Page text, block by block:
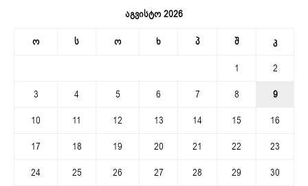
აგვისტო 2026
ო ს ო ხ პ შ კ
1
2
3
4 5 6 7 8
9
10
11 12 13 14 15
16
17
18 19 20 21 22
23
24
25 26 27 28 29
30